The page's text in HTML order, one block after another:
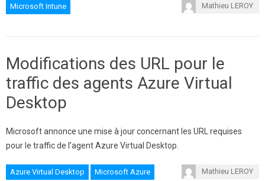
Microsoft Intune Mathieu LEROY
Modifications des URL pour le
traffic des agents Azure Virtual
Desktop
Microsoft annonce une mise à jour concernant les URL requises
pour le traffic de l’agent Azure Virtual Desktop.
Azure Virtual Desktop Microsoft Azure Mathieu LEROY